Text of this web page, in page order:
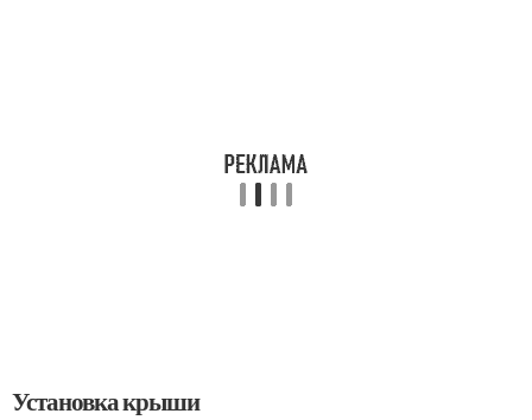
Установка крыши